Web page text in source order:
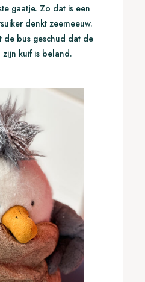
gaatje. Zo dat is een
denkt zeemeeuw.
de bus geschud dat de
kuif is beland.